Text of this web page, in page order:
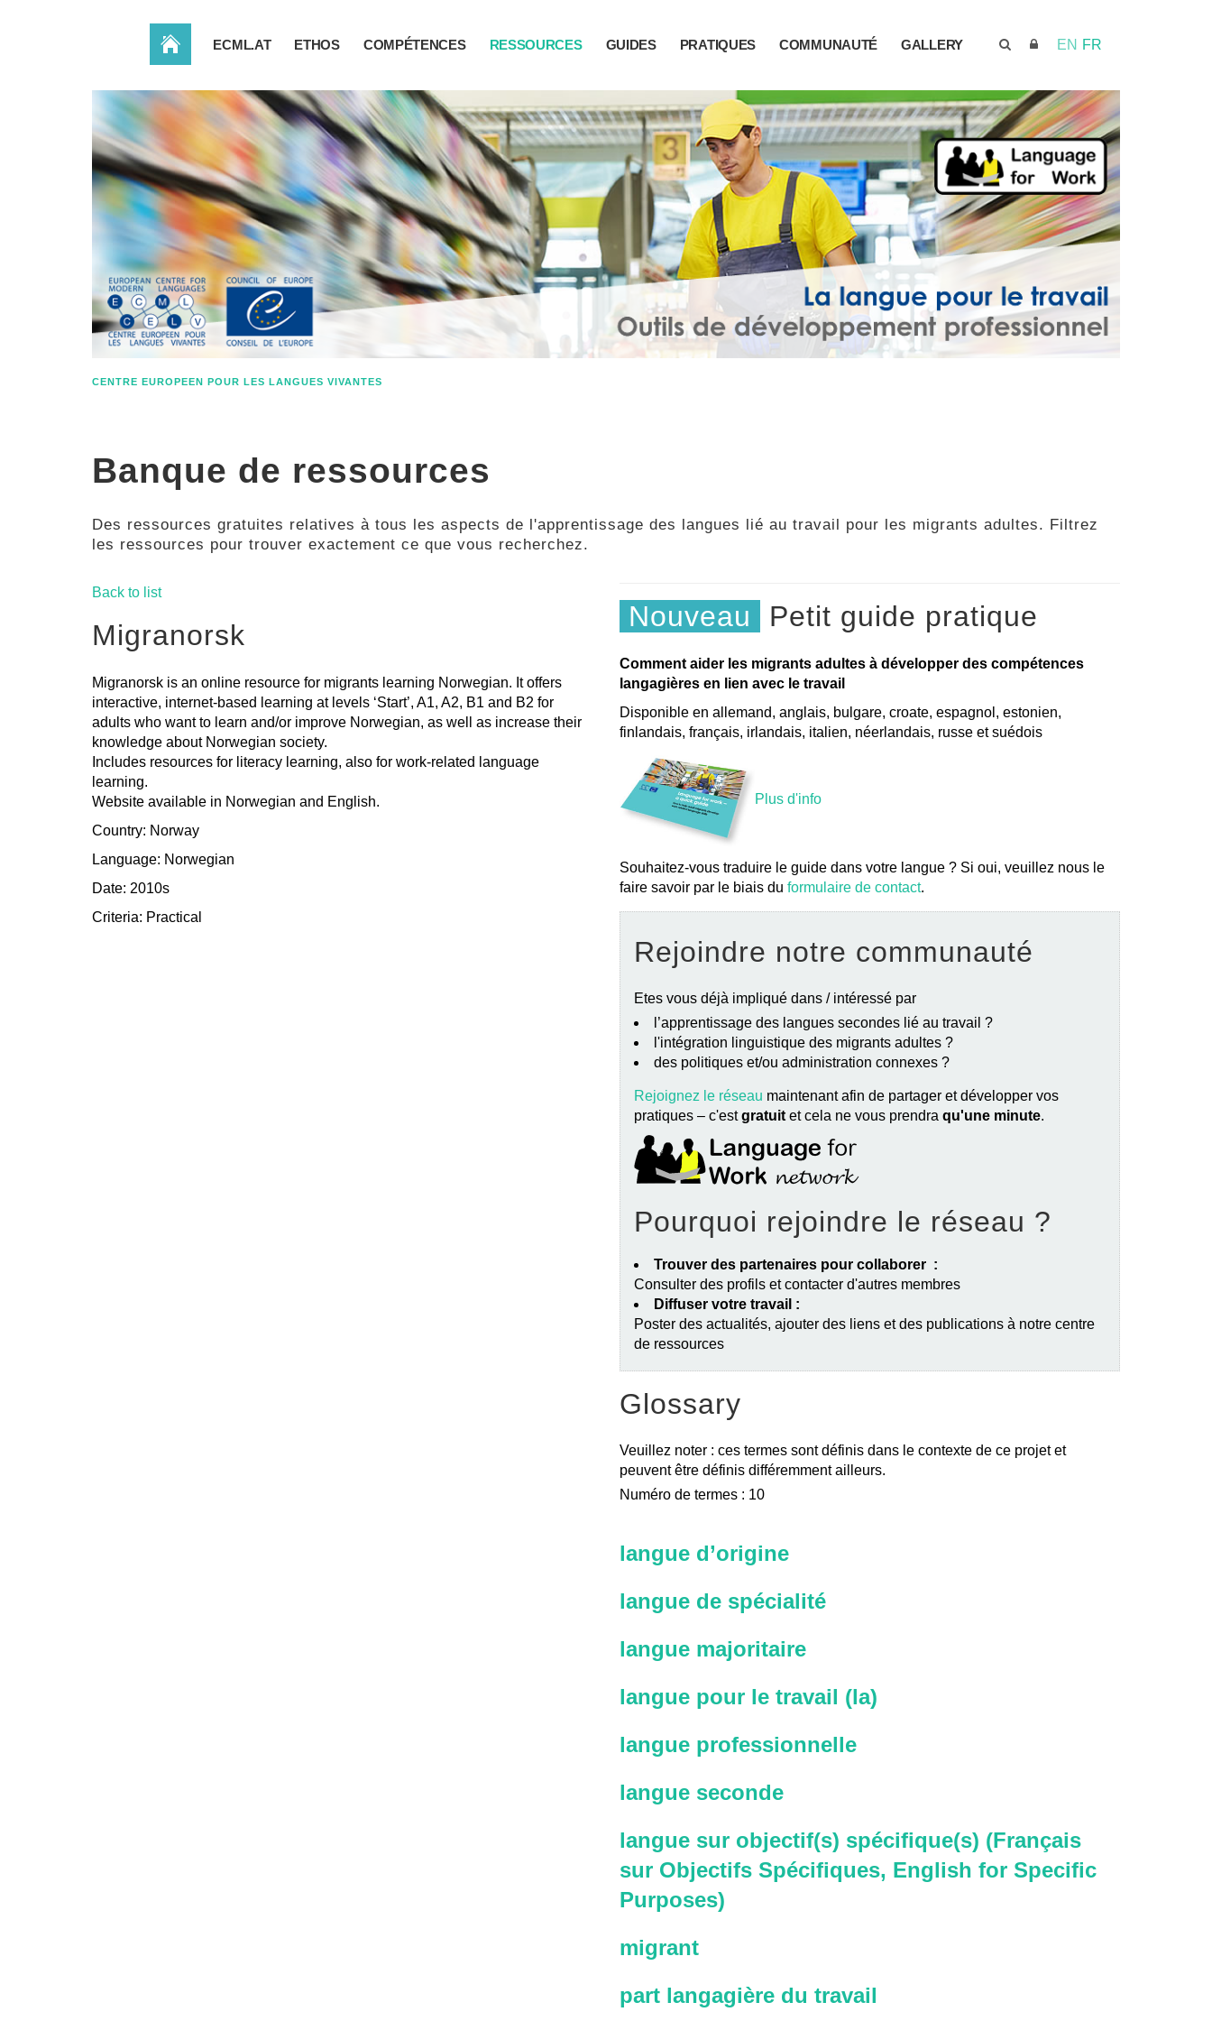
EN FR
ACCUEIL ECML.AT ETHOS COMPÉTENCES RESSOURCES GUIDES PRATIQUES COMMUNAUTÉ GALLERY
CENTRE EUROPEEN POUR LES LANGUES VIVANTES
Banque de ressources
Des ressources gratuites relatives à tous les aspects de l'apprentissage des langues lié au travail pour les migrants adultes. Filtrez
les ressources pour trouver exactement ce que vous recherchez.
Back to list
Migranorsk
Migranorsk is an online resource for migrants learning Norwegian. It offers
interactive, internet-based learning at levels ‘Start’, A1, A2, B1 and B2 for
adults who want to learn and/or improve Norwegian, as well as increase their
knowledge about Norwegian society.
Includes resources for literacy learning, also for work-related language
learning.
Website available in Norwegian and English.
Country: Norway
Language: Norwegian
Date: 2010s
Criteria: Practical
Nouveau Petit guide pratique
Comment aider les migrants adultes à développer des compétences
langagières en lien avec le travail
Disponible en allemand, anglais, bulgare, croate, espagnol, estonien,
finlandais, français, irlandais, italien, néerlandais, russe et suédois
Plus d'info
Souhaitez-vous traduire le guide dans votre langue ? Si oui, veuillez nous le
faire savoir par le biais du formulaire de contact.
Rejoindre notre communauté
Etes vous déjà impliqué dans / intéressé par
l’apprentissage des langues secondes lié au travail ?
l'intégration linguistique des migrants adultes ?
des politiques et/ou administration connexes ?
Rejoignez le réseau maintenant afin de partager et développer vos
pratiques – c'estgratuit et cela ne vous prendra qu'une minute.
Pourquoi rejoindre le réseau ?
Trouver des partenaires pour collaborer :
Consulter des profils et contacter d'autres membres
Diffuser votre travail :
Poster des actualités, ajouter des liens et des publications à notre centre
de ressources
Glossary
Veuillez noter : ces termes sont définis dans le contexte de ce projet et
peuvent être définis différemment ailleurs.
Numéro de termes : 10
langue d’origine
langue de spécialité
langue majoritaire
langue pour le travail (la)
langue professionnelle
langue seconde
langue sur objectif(s) spécifique(s) (Français
sur Objectifs Spécifiques, English for Specific
Purposes)
migrant
part langagière du travail